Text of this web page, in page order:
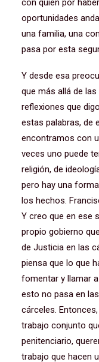
con quien por
oportunidades
una familia, una
pasa por esta
Y desde esa
que más allá de
reflexiones que
estas palabras, de
encontramos con
veces uno puede
religión, de
pero hay una
los hechos.
Y creo que en ese
propio gobierno
de Justicia en las
piensa que lo que
fomentar y llamar
esto no pasa en
cárceles.
trabajo conjunto
penitenciario,
trabajo que hacen